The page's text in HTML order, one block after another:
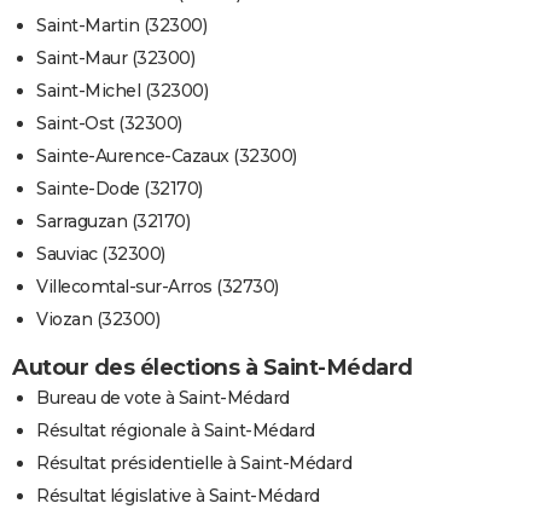
Saint-Martin (32300)
Saint-Maur (32300)
Saint-Michel (32300)
Saint-Ost (32300)
Sainte-Aurence-Cazaux (32300)
Sainte-Dode (32170)
Sarraguzan (32170)
Sauviac (32300)
Villecomtal-sur-Arros (32730)
Viozan (32300)
Autour des élections à Saint-Médard
Bureau de vote à Saint-Médard
Résultat régionale à Saint-Médard
Résultat présidentielle à Saint-Médard
Résultat législative à Saint-Médard